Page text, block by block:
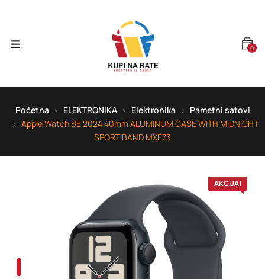
0
Početna ELEKTRONIKA Elektronika
Pametni satovi
Apple Watch SE 2024 40mm ALUMINUM CASE WITH MIDNIGHT
SPORT BAND MXE73
AKCIJA!